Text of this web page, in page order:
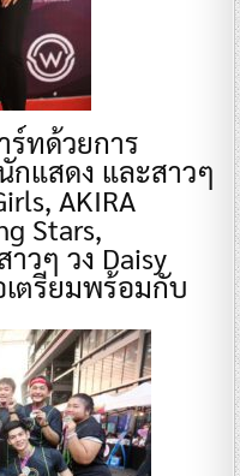
ร์ทด้วยการ
แสดง และสาวๆ
AKIRA
Stars,
วๆ วง Daisy
เตรียมพร้อมกับ